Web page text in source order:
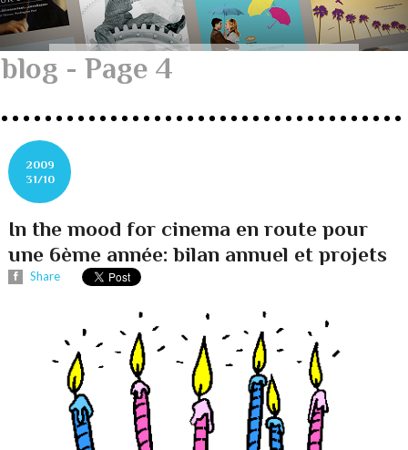
blog - Page 4
2009
31/10
In the mood for cinema en route pour
une 6ème année: bilan annuel et projets
Share